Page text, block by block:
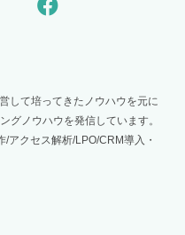
して培ってきたノウハウを元に
グノウハウを発信しています。
アクセス解析/LPO/CRM導入・